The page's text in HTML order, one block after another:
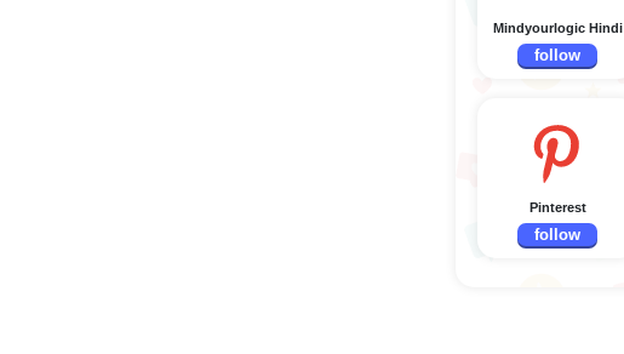
Mindyourlogic Hindi
follow
Pinterest
follow